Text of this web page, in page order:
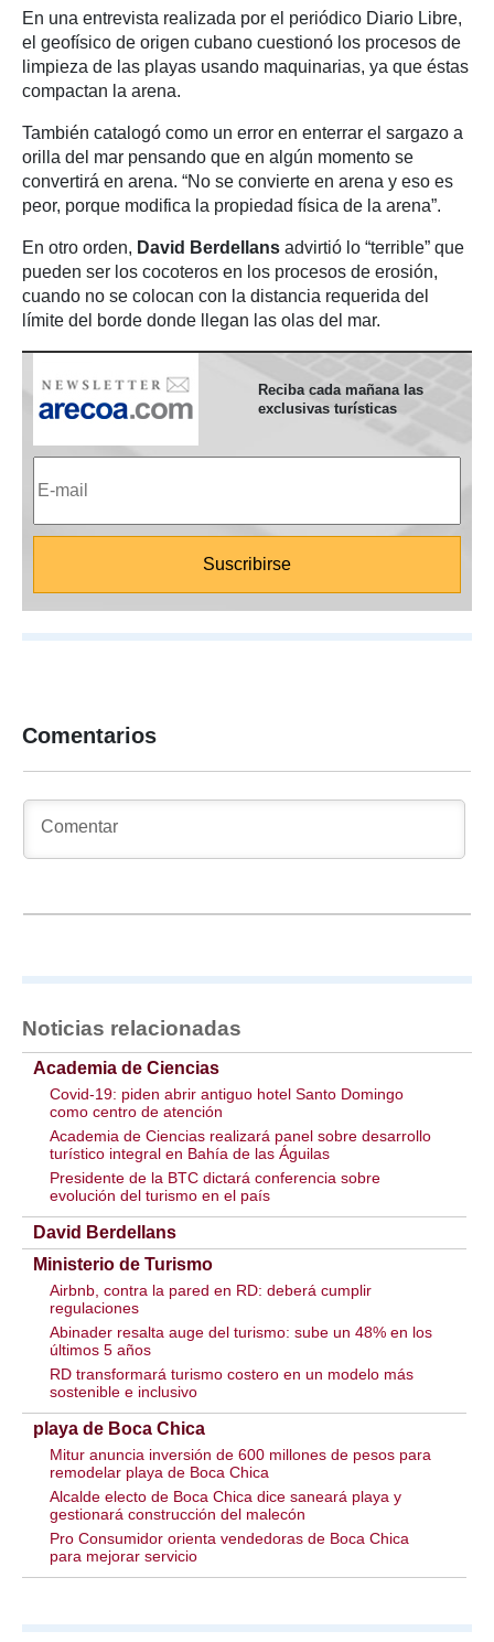
En una entrevista realizada por el periódico Diario Libre,
el geofísico de origen cubano cuestionó los procesos de
limpieza de las playas usando maquinarias, ya que éstas
compactan la arena.
También catalogó como un error en enterrar el sargazo a
orilla del mar pensando que en algún momento se
convertirá en arena. “No se convierte en arena y eso es
peor, porque modifica la propiedad física de la arena”.
En otro orden, David Berdellans advirtió lo “terrible” que
pueden ser los cocoteros en los procesos de erosión,
cuando no se colocan con la distancia requerida del
límite del borde donde llegan las olas del mar.
Reciba cada mañana las
exclusivas turísticas
Comentarios
Noticias relacionadas
Academia de Ciencias
Covid-19: piden abrir antiguo hotel Santo Domingo
como centro de atención
Academia de Ciencias realizará panel sobre desarrollo
turístico integral en Bahía de las Águilas
Presidente de la BTC dictará conferencia sobre
evolución del turismo en el país
David Berdellans
Ministerio de Turismo
Airbnb, contra la pared en RD: deberá cumplir
regulaciones
Abinader resalta auge del turismo: sube un 48% en los
últimos 5 años
RD transformará turismo costero en un modelo más
sostenible e inclusivo
playa de Boca Chica
Mitur anuncia inversión de 600 millones de pesos para
remodelar playa de Boca Chica
Alcalde electo de Boca Chica dice saneará playa y
gestionará construcción del malecón
Pro Consumidor orienta vendedoras de Boca Chica
para mejorar servicio